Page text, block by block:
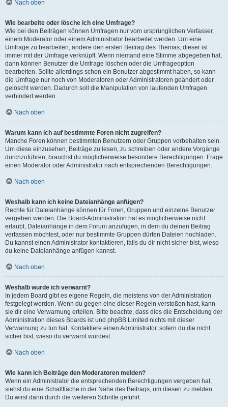
Nach oben
Wie bearbeite oder lösche ich eine Umfrage?
Wie bei den Beiträgen können Umfragen nur vom ursprünglichen Verfasser,
einem Moderator oder einem Administrator bearbeitet werden. Um eine
Umfrage zu bearbeiten, ändere den ersten Beitrag des Themas; dieser ist
immer mit der Umfrage verknüpft. Wenn niemand eine Stimme abgegeben hat,
dann können Benutzer die Umfrage löschen oder die Umfrageoption
bearbeiten. Sollte allerdings schon ein Benutzer abgestimmt haben, so kann
die Umfrage nur noch von Moderatoren oder Administratoren geändert oder
gelöscht werden. Dadurch soll die Manipulation von laufenden Umfragen
verhindert werden.
Nach oben
Warum kann ich auf bestimmte Foren nicht zugreifen?
Manche Foren können bestimmten Benutzern oder Gruppen vorbehalten sein.
Um diese einzusehen, Beiträge zu lesen, zu schreiben oder andere Vorgänge
durchzuführen, brauchst du möglicherweise besondere Berechtigungen. Frage
einen Moderator oder Administrator nach entsprechenden Berechtigungen.
Nach oben
Weshalb kann ich keine Dateianhänge anfügen?
Rechte für Dateianhänge können für Foren, Gruppen und einzelne Benutzer
vergeben werden. Die Board-Administration hat es möglicherweise nicht
erlaubt, Dateianhänge in dem Forum anzufügen, in dem du deinen Beitrag
verfassen möchtest, oder nur bestimmte Gruppen dürfen Dateien hochladen.
Du kannst einen Administrator kontaktieren, falls du dir nicht sicher bist, wieso
du keine Dateianhänge anfügen kannst.
Nach oben
Weshalb wurde ich verwarnt?
In jedem Board gibt es eigene Regeln, die meistens von der Administration
festgelegt werden. Wenn du gegen eine dieser Regeln verstoßen hast, kann
sie dir eine Verwarnung erteilen. Bitte beachte, dass dies die Entscheidung der
Administration dieses Boards ist und phpBB Limited nichts mit dieser
Verwarnung zu tun hat. Kontaktiere einen Administrator, sofern du die nicht
sicher bist, wieso du verwarnt wurdest.
Nach oben
Wie kann ich Beiträge den Moderatoren melden?
Wenn ein Administrator die entsprechenden Berechtigungen vergeben hat,
siehst du eine Schaltfläche in der Nähe des Beitrags, um diesen zu melden.
Du wirst dann durch die weiteren Schritte geführt.